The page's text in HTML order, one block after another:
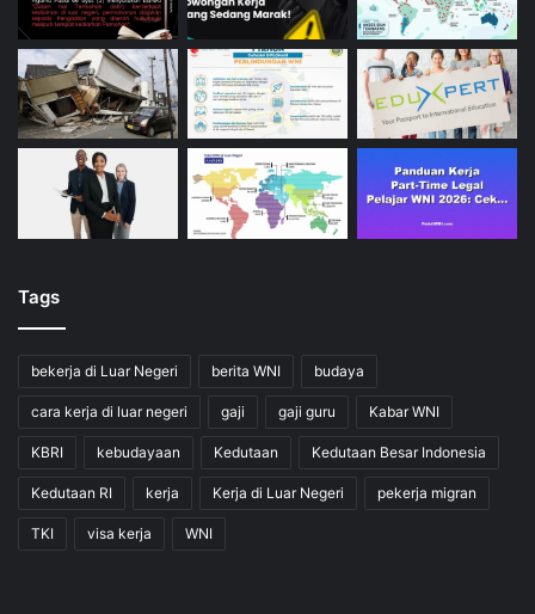
Tags
bekerja di Luar Negeri berita WNI budaya
cara kerja di luar negeri gaji gaji guru Kabar WNI
KBRI kebudayaan Kedutaan Kedutaan Besar Indonesia
Kedutaan RI kerja Kerja di Luar Negeri pekerja migran
TKI visa kerja WNI